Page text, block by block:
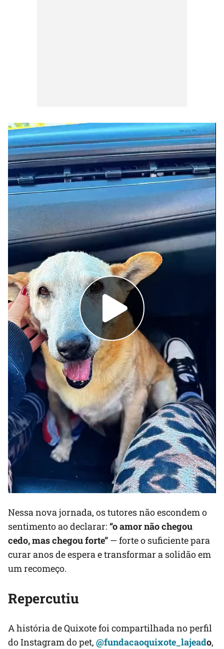
Nessa nova jornada, os tutores não escondem o
sentimento ao declarar: “o amor não chegou
cedo, mas chegou forte” — forte o suficiente para
curar anos de espera e transformar a solidão em
um recomeço.
Repercutiu
A história de Quixote foi compartilhada no perfil
do Instagram do pet, @fundacaoquixote_lajeado,